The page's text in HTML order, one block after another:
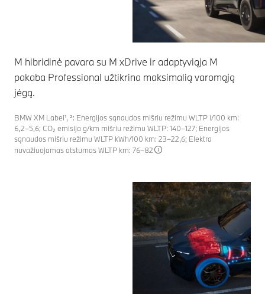
M hibridinė pavara su M xDrive ir adaptyviąja M
pakaba Professional užtikrina maksimalią varomąją
jėgą.
BMW XM Label¹, ²: Energijos sąnaudos mišriu režimu WLTP l/100 km:
6,2–5,6; CO₂ emisija g/km mišriu režimu WLTP: 140–127; Energijos
sąnaudos mišriu režimu WLTP kWh/100 km: 23–22,6; Elektra
nuvažiuojamas atstumas WLTP km: 76–82